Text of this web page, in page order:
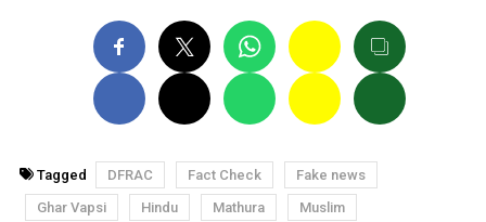
Tagged DFRAC Fact Check
Fake news
Ghar Vapsi
Hindu Mathura
Muslim